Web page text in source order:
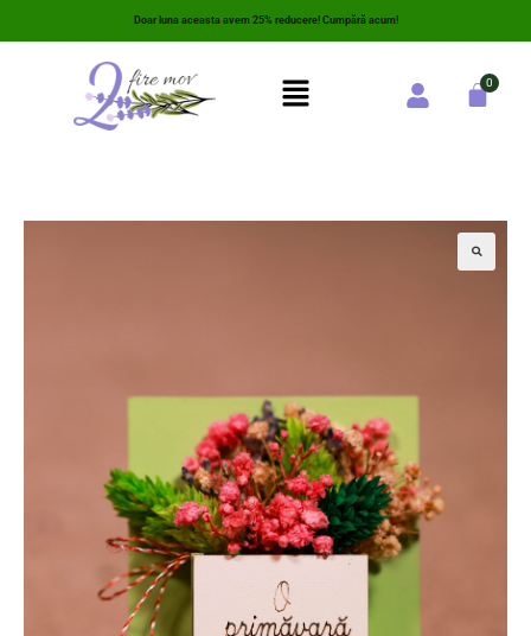
Doar luna aceasta avem 25% reducere! Cumpără acum!